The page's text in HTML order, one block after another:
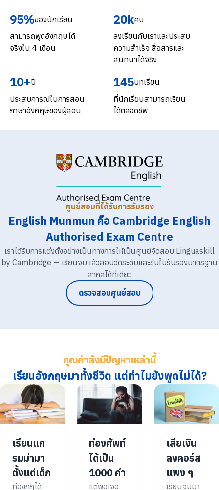
95%ของนักเรียน
สามารถพูดอังกฤษได้
จริงใน 4 เดือน
20kคน
ลงเรียนกับเราและประสบ
ความสำเร็จ สื่อสารและ
สนทนาได้จริง
10+ปี
ประสบการณ์ในการสอน
ภาษาอังกฤษของผู้สอน
145บทเรียน
ที่นักเรียนสามารถเรียน
ได้ตลอดชีพ
ศูนย์สอบที่ได้รับการรับรอง
English Munmun คือ Cambridge English
Authorised Exam Centre
เราได้รับการแต่งตั้งอย่างเป็นทางการให้เป็นศูนย์จัดสอบ Linguaskill
by Cambridge — เรียนจบแล้วสอบวัดระดับและรับใบรับรองมาตรฐาน
สากลได้ที่เดียว
ตรวจสอบศูนย์สอบ
คุณกำลังมีปัญหาเหล่านี้
เรียนอังกฤษมาทั้งชีวิต แต่ทำไมยังพูดไม่ได้?
เรียนแก
รมม่ามา
ตั้งแต่เด็ก
ท่องกฎได้
ท่องศัพท์
ได้เป็น
1000 คำ
แต่พอเจอ
เสียเงิน
ลงคอร์ส
แพง ๆ
เรียนจบมา